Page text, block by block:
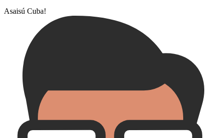
Asaisú Cuba!